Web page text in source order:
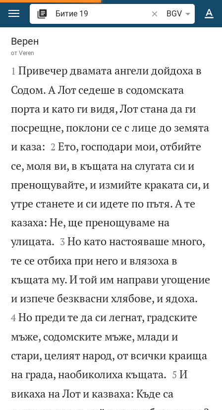
Преминете към съдържанието
Търсете стих или
BGV
Битие 19
Верен
отVeren

1 Привечер двамата ангели дойдоха в
Содом. А Лот седеше в содомската
порта и като ги видя, Лот стана да ги
посрещне, поклони се с лице до земята
и каза: 

2 Ето, господари мои, отбийте
се, моля ви, в къщата на слугата си и
пренощувайте, и измийте краката си, и
утре станете и си идете по пътя. А те
казаха: Не, ще пренощуваме на
улицата. 

3 Но като настояваше много,
те се отбиха при него и влязоха в
къщата му. И той им направи угощение
и изпече безквасни хлябове, и ядоха.
4 Но преди те да си легнат, градските
мъже, содомските мъже, млади и
стари, целият народ, от всички краища
на града, наобиколиха къщата. 

5 И
викаха на Лот и казваха: Къде са